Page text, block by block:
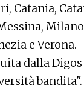
Catania,
e Verona.
dalla Digos